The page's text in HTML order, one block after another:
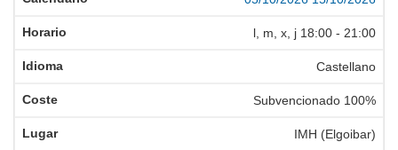
l, m, x, j 18:00 - 21:00
Castellano
Subvencionado 100%
IMH (Elgoibar)